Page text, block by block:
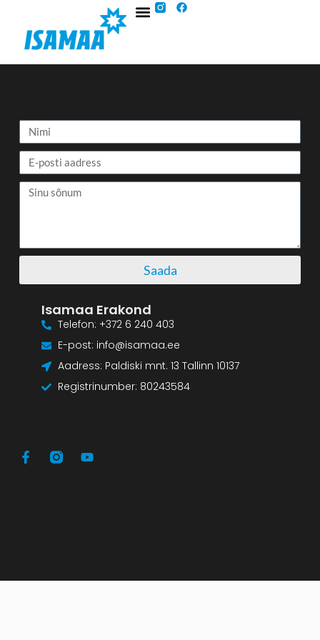
Saada
Isamaa Erakond
Telefon: +372 6 240 403
E-post: info@isamaa.ee
Aadress: Paldiski mnt. 13 Tallinn 10137
Registrinumber: 80243584